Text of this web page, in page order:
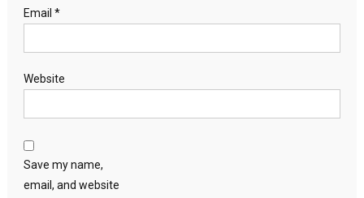
Email *
Website
Save my name,
email, and website